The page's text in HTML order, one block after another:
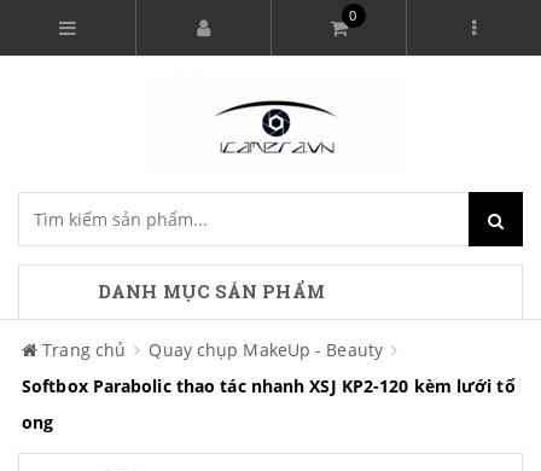
0
DANH MỤC SẢN PHẨM
Trang chủ
Quay chụp MakeUp - Beauty
Softbox Parabolic thao tác nhanh XSJ KP2-120 kèm lưới tổ
ong